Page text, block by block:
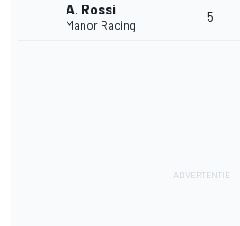
A. Rossi
Manor Racing
5